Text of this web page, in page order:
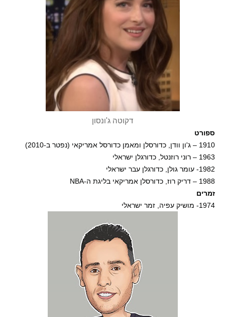
דקוטה ג'ונסון
ספורט
1910 – ג'ון וודן, כדורסלן ומאמן כדורסל אמריקאי (נפטר ב-2010)
1963 – רוני רוזנטל, כדורגלן ישראלי
1982- עומר גולן, כדורגלן עבר ישראלי
1988 – דריק רוז, כדורסלן אמריקאי בליגת ה-NBA
זמרים
1974- מושיק עפיה, זמר ישראלי